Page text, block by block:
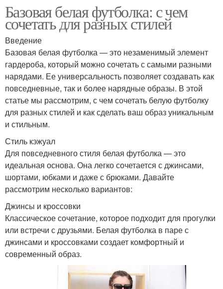
Базовая белая футболка: с чем
сочетать для разных стилей
Введение
Базовая белая футболка — это незаменимый элемент
гардероба, который можно сочетать с самыми разными
нарядами. Ее универсальность позволяет создавать как
повседневные, так и более нарядные образы. В этой
статье мы рассмотрим, с чем сочетать белую футболку
для разных стилей и как сделать ваш образ уникальным
и стильным.
Стиль кэжуал
Для повседневного стиля белая футболка — это
идеальная основа. Она легко сочетается с джинсами,
шортами, юбками и даже с брюками. Давайте
рассмотрим несколько вариантов:
Джинсы и кроссовки
Классическое сочетание, которое подходит для прогулки
или встречи с друзьями. Белая футболка в паре с
джинсами и кроссовками создает комфортный и
современный образ.